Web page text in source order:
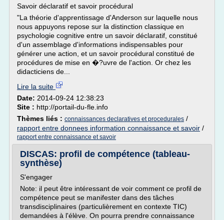
Savoir déclaratif et savoir procédural
"La théorie d'apprentissage d'Anderson sur laquelle nous
nous appuyons repose sur la distinction classique en
psychologie cognitive entre un savoir déclaratif, constitué
d'un assemblage d'informations indispensables pour
générer une action, et un savoir procédural constitué de
procédures de mise en �?uvre de l'action. Or chez les
didacticiens de...
Lire la suite
Date: 2014-09-24 12:38:23
Site : http://portail-du-fle.info
Thèmes liés : connaissances declaratives et procedurales /
rapport entre donnees information connaissance et savoir /
rapport entre connaissance et savoir
DISCAS: profil de compétence (tableau-
synthèse)
S'engager
Note: il peut être intéressant de voir comment ce profil de
compétence peut se manifester dans des tâches
transdisciplinaires (particulièrement en contexte TIC)
demandées à l'élève. On pourra prendre connaissance